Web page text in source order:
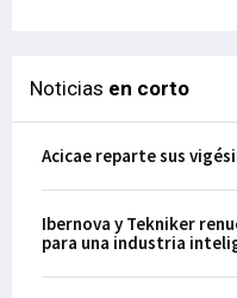
Noticias en corto
Acicae reparte sus
Ibernova y Tekniker
para una industria